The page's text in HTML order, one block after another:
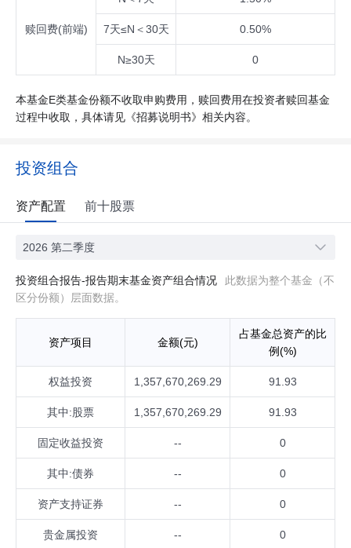
赎回费(前端) 7天≤N＜30天 0.50%
N≥30天 0
本基金E类基金份额不收取申购费用，赎回费用在投资者赎回基金
过程中收取，具体请见《招募说明书》相关内容。
投资组合
资产配置 前十股票
2026 第二季度
投资组合报告-报告期末基金资产组合情况
此数据为整个基金（不
区分份额）层面数据。
资产项目 金额(元)
占基金总资产的比
例(%)
权益投资 1,357,670,269.29 91.93
其中:股票 1,357,670,269.29 91.93
固定收益投资 -- 0
其中:债券 -- 0
资产支持证券 -- 0
贵金属投资 -- 0